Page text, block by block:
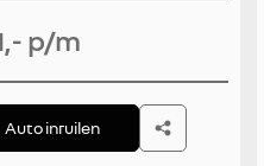
p/m
Auto inruilen